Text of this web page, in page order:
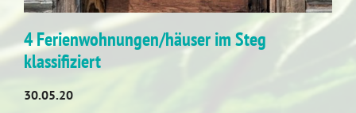
4 Ferienwohnungen/häuser im Steg
klassifiziert
30.05.20